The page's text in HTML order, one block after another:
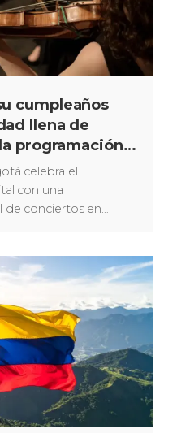
cumpleaños
llena de
programación
celebra el
con una
de conciertos en